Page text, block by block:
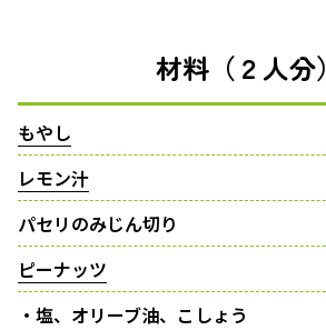
材料（２人分）
もやし
レモン汁
パセリのみじん切り
ピーナッツ
・塩、オリーブ油、こしょう